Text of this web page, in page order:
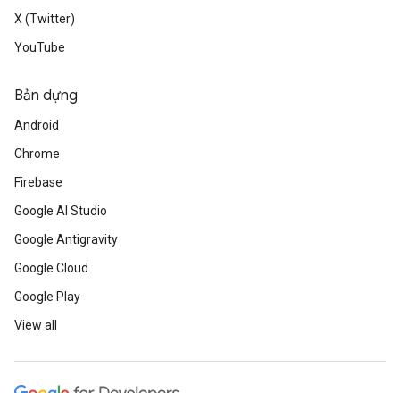
X (Twitter)
YouTube
Bản dựng
Android
Chrome
Firebase
Google AI Studio
Google Antigravity
Google Cloud
Google Play
View all